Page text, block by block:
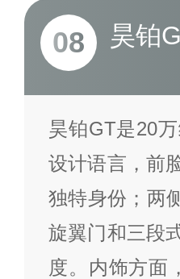
08 昊铂
昊铂GT是20
设计语言，前
独特身份；两
旋翼门和三段
度。内饰方面